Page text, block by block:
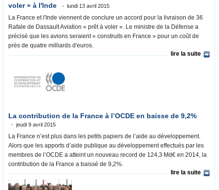
voler » à l'Inde
lundi 13 avril 2015
La France et l'Inde viennent de conclure un accord pour la livraison de 36
Rafale de Dassault Aviation « prêt à voler ». Le ministre de la Défense a
précisé que les avions seraient « construits en France » pour un coût de
près de quatre milliards d'euros.
lire la suite
La contribution de la France à l’OCDE en baisse de 9,2%
jeudi 9 avril 2015
La France n’est plus dans les petits papiers de l’aide au développement.
Alors que les apports d’aide publique au développement effectués par les
membres de l’OCDE a atteint un nouveau record de 124,3 Md€ en 2014, la
contribution de la France a baissé de 9,2%.
lire la suite